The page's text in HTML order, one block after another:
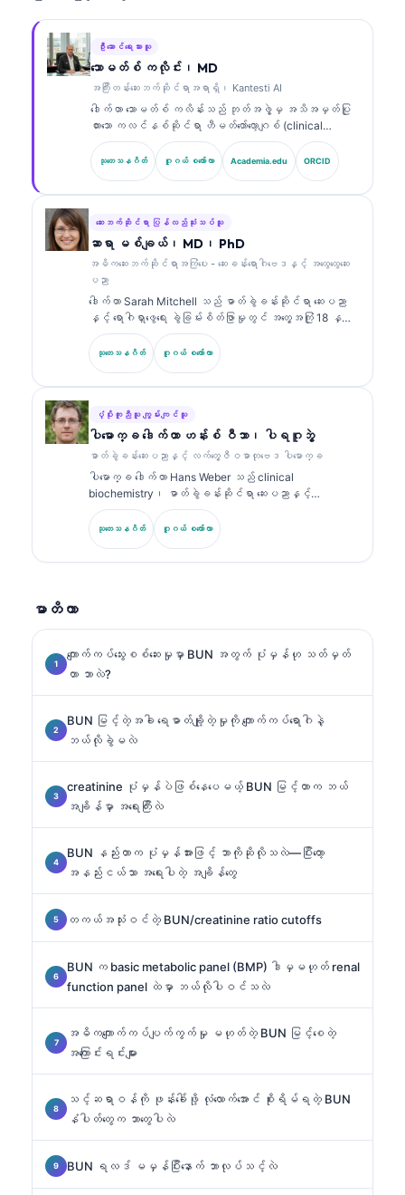
ဦးဆောင်ရေးသားသူ
သောမတ်စ် ကလိုင်း၊ MD
အကြီးတန်းဆေးဘက်ဆိုင်ရာအရာရှိ၊ Kantesti AI
ဒေါက်တာ သောမတ်စ် ကလိန်းသည် ဘုတ်အဖွဲ့မှ အသိအမှတ်ပြု
ထားသော ကလင်နစ်ဆိုင်ရာ ဟီမတ်တော်လော့ဂျစ် (clinical
hematologist) နှင့် အတွင်းလူနာဆိုင်ရာ ဆရာဝန်
(internist) ဖြစ်ပြီး ဓာတ်ခွဲခန်းဆိုင်ရာ ဆေးပညာနှင့် AI
အကူအညီဖြင့် ကလင်နစ်ဆိုင်ရာ ခွဲခြမ်းစိတ်ဖြာမှုတွင်
အဖြစ် သူသည် ပိုင်ဆိုင်မှုဆိုင်ရာ အာရုံကြောကွန်ရက်
(proprietary neural network) ၏ ဆေးဘက်ဆိုင်ရာ တိကျမှုကို
စောင့်ကြည့်ကြီးကြပ်ပေးသည်။ ဒေါက်တာ ကလိန်းသည် ဇီဝ
အမှတ်အသား (biomarker) အဓိပ္ပာယ်ဖော်ခြင်းနှင့်
ဓာတ်ခွဲခန်းဆိုင်ရာ ရောဂါရှာဖွေခြင်း (laboratory
diagnostics) တို့နှင့်ပတ်သက်၍ ဓာတ်ခွဲခန်းဆိုင်ရာ ဆေး
ပညာဆိုင်ရာ ခေါင်းစဉ်များအပေါ်တွင် အကြိမ်ကြိမ် ထုတ်ဝေခဲ့
သည်။.
သုတေသနဂိတ် ဂူဂယ် စကော်လာ Academia.edu ORCID
ဆေးဘက်ဆိုင်ရာ ပြန်လည်သုံးသပ်သူ
ဆာရာ မစ်ချယ်၊ MD၊ PhD
အဓိကဆေးဘက်ဆိုင်ရာအကြံပေး - ဆေးခန်းရောဂါဗေဒနှင့် အထွေထွေဆေး
ပညာ
ဒေါက်တာ Sarah Mitchell သည် ဓာတ်ခွဲခန်းဆိုင်ရာ ဆေးပညာ
နှင့် ရောဂါရှာဖွေရေး ခွဲခြမ်းစိတ်ဖြာမှုတွင် အတွေ့အကြုံ 18 နှစ်
ကျော်ရှိသော ဘုတ်အဖွဲ့မှ အသိအမှတ်ပြု ကလင်နစ် ပက်သော်လော်
ဂျစ် (clinical pathologist) ဖြစ်သည်။ သူမသည် clinical
chemistry တွင် အထူးပြု အသိအမှတ်ပြုလက်မှတ်များကို ကိုင်
ထုတ်ဝေထားသည်။.
သုတေသနဂိတ် ဂူဂယ် စကော်လာ
ပံ့ပိုးကူညီသူ ကျွမ်းကျင်သူ
ပါမောက္ခ ဒေါက်တာ ဟန်းစ် ဝီဘာ၊ ပါရဂူဘွဲ့
ဓာတ်ခွဲခန်းဆေးပညာနှင့် လက်တွေ့ဇီဝဓာတုဗေဒ ပါမောက္ခ
ပါမောက္ခ ဒေါက်တာ Hans Weber သည် clinical
biochemistry၊ ဓာတ်ခွဲခန်းဆိုင်ရာ ဆေးပညာနှင့်
biomarker သုတေသနတွင် အတွေ့အကြုံ 30+ နှစ်ရှိသည်။
German Society for Clinical Chemistry ၏ ယခင်
ဥက္ကဋ္ဌဟောင်းဖြစ်ပြီး ရောဂါရှာဖွေရေး panel ခွဲခြမ်းစိတ်ဖြာ
သုတေသနဂိတ် ဂူဂယ် စကော်လာ
မာတိကာ
ကျောက်ကပ်သွေးစစ်ဆေးမှုမှာ BUN အတွက် ပုံမှန်ဟု သတ်မှတ်
တာ ဘာလဲ?
BUN မြင့်တဲ့အခါ ရေဓာတ်ချို့တဲ့မှုကို ကျောက်ကပ်ရောဂါနဲ့
ဘယ်လိုခွဲမလဲ
creatinine ပုံမှန်ပဲဖြစ်နေပေမယ့် BUN မြင့်တာက ဘယ်
အချိန်မှာ အရေးကြီးလဲ
BUN နည်းတာက ပုံမှန်အားဖြင့် ဘာကိုဆိုလိုသလဲ—ပြီးတော့
အနည်းငယ်သာ အရေးပါတဲ့ အချိန်တွေ
တကယ်အသုံးဝင်တဲ့ BUN/creatinine ratio cutoffs
BUN က basic metabolic panel (BMP) ဒါမှမဟုတ် renal
function panel ထဲမှာ ဘယ်လိုပါဝင်သလဲ
အဓိကကျောက်ကပ်ပျက်ကွက်မှု မဟုတ်တဲ့ BUN မြင့်စေတဲ့
အကြောင်းရင်းများ
သင့်ဆရာဝန်ကို ဖုန်းခေါ်ဖို့ လုံလောက်အောင် စိုးရိမ်ရတဲ့ BUN
နံပါတ်တွေက ဘာတွေပါလဲ
BUN ရလဒ် မမှန်ပြီးနောက် ဘာလုပ်သင့်လဲ